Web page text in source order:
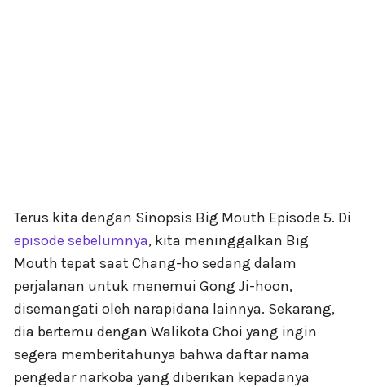
Terus kita dengan Sinopsis Big Mouth Episode 5. Di
episode sebelumnya, kita meninggalkan Big
Mouth tepat saat Chang-ho sedang dalam
perjalanan untuk menemui Gong Ji-hoon,
disemangati oleh narapidana lainnya. Sekarang,
dia bertemu dengan Walikota Choi yang ingin
segera memberitahunya bahwa daftar nama
pengedar narkoba yang diberikan kepadanya